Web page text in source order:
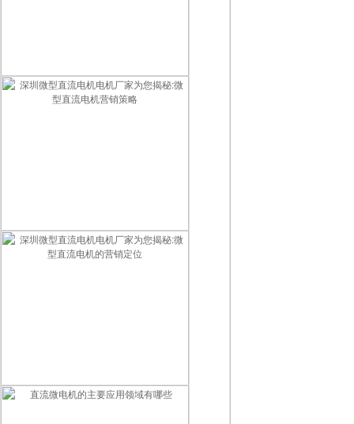
深圳微型直流电机电机厂家为您揭秘:微型直流电机的销售方案
深圳微型直流电机电机厂家为您揭秘:微型直流电机营销策略